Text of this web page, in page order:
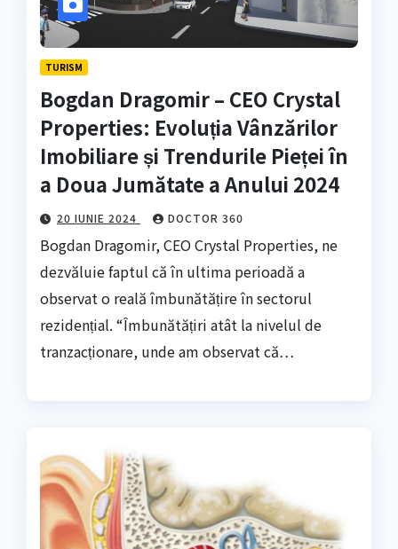
TURISM
Bogdan Dragomir – CEO Crystal
Properties: Evoluția Vânzărilor
Imobiliare și Trendurile Pieței în
a Doua Jumătate a Anului 2024
20 IUNIE 2024 DOCTOR 360
Bogdan Dragomir, CEO Crystal Properties, ne
dezvăluie faptul că în ultima perioadă a
observat o reală îmbunătățire în sectorul
rezidențial. “Îmbunătățiri atât la nivelul de
tranzacționare, unde am observat că…